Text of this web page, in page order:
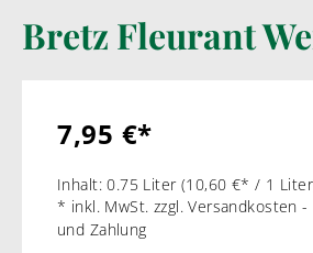
Bretz Fleurant
7,95 €*
Inhalt:0.75 Liter (10,60 €* / 1
* inkl. MwSt. zzgl. Versandkosten
und Zahlung